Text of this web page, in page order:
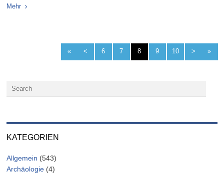
Mehr
« < 6 7 8 9 10 > »
KATEGORIEN
Allgemein (543)
Archäologie (4)